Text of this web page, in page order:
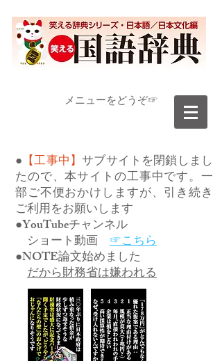
​メニューをどうぞ☞
● 【工事中】サブサイトを閉鎖しまし
たので、本サイトの工事中です。一
部ご不便おかけしますが、引き続き
ご利用をお願いします
●YouTubeチャンネル
ショート動画 ☞こちら
●NOTE論文始めました
だから財務省は嫌われる